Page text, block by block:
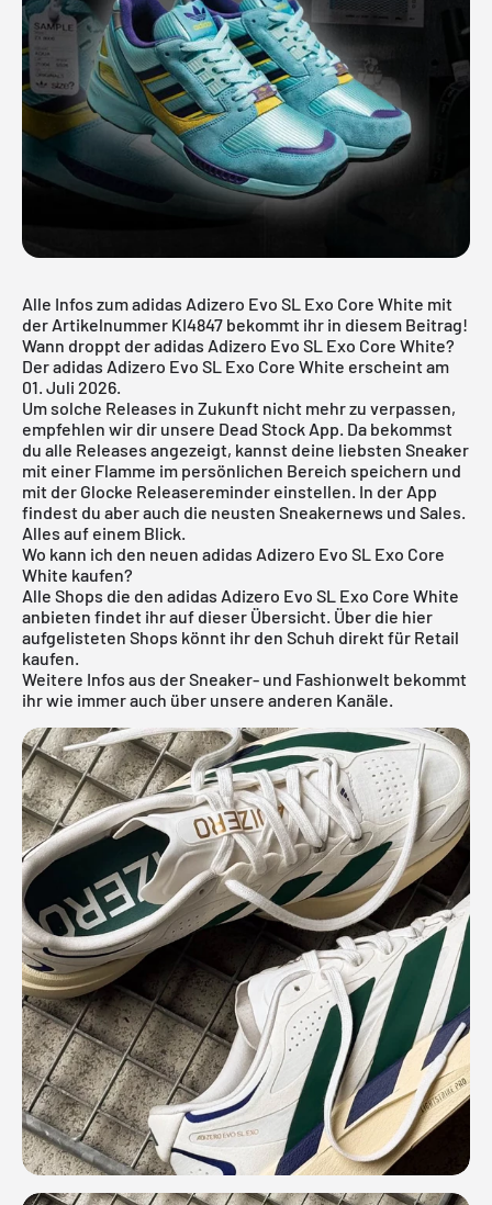
Alle Infos zum adidas Adizero Evo SL Exo Core White mit
der Artikelnummer KI4847 bekommt ihr in diesem Beitrag!
Wann droppt der adidas Adizero Evo SL Exo Core White?
Der adidas Adizero Evo SL Exo Core White erscheint am
01. Juli 2026.
Um solche Releases in Zukunft nicht mehr zu verpassen,
empfehlen wir dir unsere Dead Stock App. Da bekommst
du alle Releases angezeigt, kannst deine liebsten Sneaker
mit einer Flamme im persönlichen Bereich speichern und
mit der Glocke Releasereminder einstellen. In der App
findest du aber auch die neusten Sneakernews und Sales.
Alles auf einem Blick.
Wo kann ich den neuen adidas Adizero Evo SL Exo Core
White kaufen?
Alle Shops die den adidas Adizero Evo SL Exo Core White
anbieten findet ihr auf dieser Übersicht. Über die hier
aufgelisteten Shops könnt ihr den Schuh direkt für Retail
kaufen.
Weitere Infos aus derSneaker- und Fashionwelt bekommt
ihr wie immer auch über unsere anderen Kanäle.